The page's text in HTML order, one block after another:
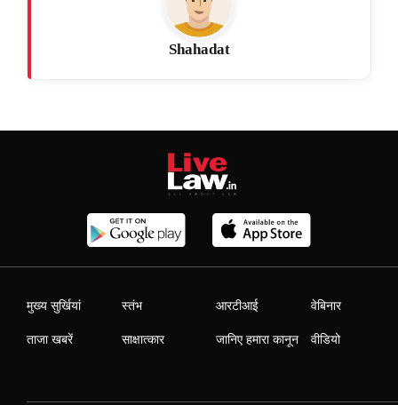
Shahadat
मुख्य सुर्खियां
ताजा खबरें
स्तंभ
साक्षात्कार
आरटीआई
जानिए हमारा कानून
वेबिनार
वीडियो